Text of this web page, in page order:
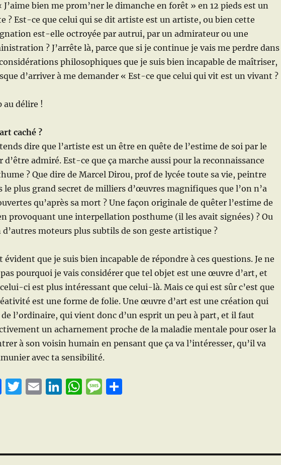
J’aime bien me prom’ner le dimanche en forêt » en 12 pieds est un
? Est-ce que celui qui se dit artiste est un artiste, ou bien cette
est-elle octroyée par autrui, par un admirateur ou une
? J’arrête là, parce que si je continue je vais me perdre dans
philosophiques que je suis bien incapable de maîtriser,
d’arriver à me demander « Est-ce que celui qui vit est un vivant ?
au délire !
caché ?
dire que l’artiste est un être en quête de l’estime de soi par le
d’être admiré. Est-ce que ça marche aussi pour la reconnaissance
? Que dire de Marcel Dirou, prof de lycée toute sa vie, peintre
le plus grand secret de milliers d’œuvres magnifiques que l’on n’a
qu’après sa mort ? Une façon originale de quêter l’estime de
provoquant une interpellation posthume (il les avait signées) ? Ou
d’autres moteurs plus subtils de son geste artistique ?
évident que je suis bien incapable de répondre à ces questions. Je ne
pourquoi je vais considérer que tel objet est une œuvre d’art, et
ci est plus intéressant que celui-là. Mais ce qui est sûr c’est que
est une forme de folie. Une œuvre d’art est une création qui
l’ordinaire, qui vient donc d’un esprit un peu à part, et il faut
un acharnement proche de la maladie mentale pour oser la
à son voisin humain en pensant que ça va l’intéresser, qu’il va
avec ta sensibilité.
F
b
T
r
E Li
d
W
A
M
g
P
g